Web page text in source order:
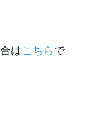
はこちらで